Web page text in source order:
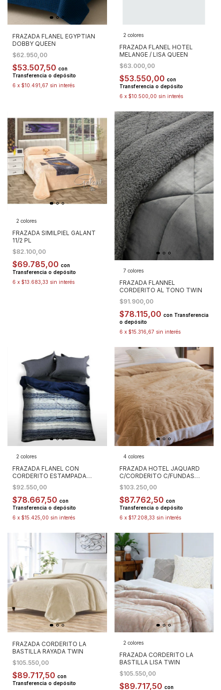
FRAZADA FLANEL EGYPTIAN
DOBBY QUEEN
$62.950,00
$53.507,50 con
Transferencia o depósito
6 x $10.491,67 sin interés
2 colores
FRAZADA FLANEL HOTEL
MELANGE / LISA QUEEN
$63.000,00
$53.550,00 con
Transferencia o depósito
6 x $10.500,00 sin interés
2 colores
FRAZADA SIMILPIEL GALANT
11/2 PL
$82.100,00
$69.785,00 con
Transferencia o depósito
6 x $13.683,33 sin interés
7 colores
FRAZADA FLANNEL
CORDERITO AL TONO TWIN
$91.900,00
$78.115,00 con Transferencia
o depósito
6 x $15.316,67 sin interés
2 colores
FRAZADA FLANEL CON
CORDERITO ESTAMPADA
QUEEN
$92.550,00
$78.667,50 con
Transferencia o depósito
6 x $15.425,00 sin interés
4 colores
FRAZADA HOTEL JAQUARD
C/CORDERITO C/FUNDAS
TWIN
$103.250,00
$87.762,50 con
Transferencia o depósito
6 x $17.208,33 sin interés
FRAZADA CORDERITO LA
BASTILLA RAYADA TWIN
$105.550,00
$89.717,50 con
Transferencia o depósito
2 colores
FRAZADA CORDERITO LA
BASTILLA LISA TWIN
$105.550,00
$89.717,50 con